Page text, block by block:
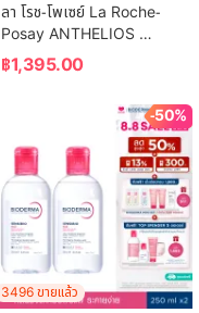
ลา โรช-โพเซย์ La Roche-
Posay ANTHELIOS
UVMUNE400 ANTI-
DARK SPOTS FLUID
กันแดดลดปัญหาฝ้า กระ จุด
฿1,395.00
-50%
3496 ขายแล้ว